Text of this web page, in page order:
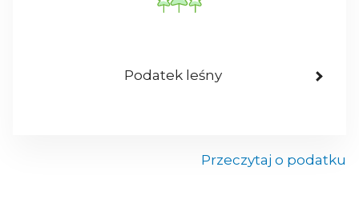
Podatek leśny
Przeczytaj o podatku